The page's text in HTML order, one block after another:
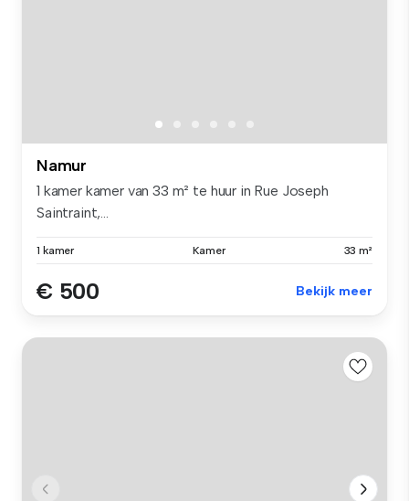
Namur
1 kamer kamer van 33 m² te huur in Rue Joseph
Saintraint,...
1 kamer Kamer 33 m²
€ 500 Bekijk meer